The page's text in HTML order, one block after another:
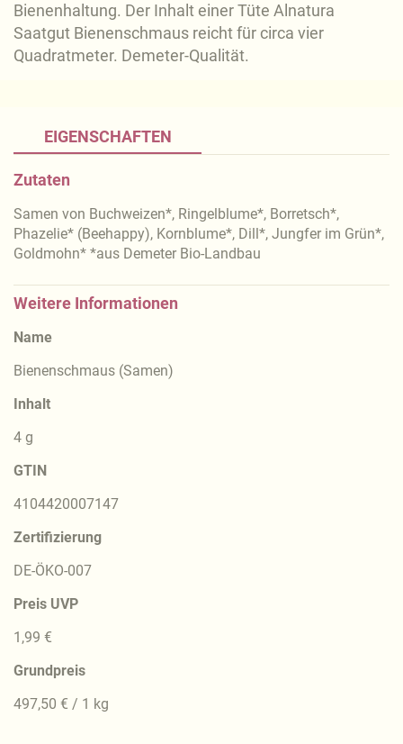
Bienenhaltung. Der Inhalt einer Tüte Alnatura
Saatgut Bienenschmaus reicht für circa vier
Quadratmeter. Demeter-Qualität.
EIGENSCHAFTEN
Zutaten
Samen von Buchweizen*, Ringelblume*, Borretsch*,
Phazelie* (Beehappy), Kornblume*, Dill*, Jungfer im Grün*,
Goldmohn* *aus Demeter Bio-Landbau
Weitere Informationen
Name
Bienenschmaus (Samen)
Inhalt
4 g
GTIN
4104420007147
Zertifizierung
DE-ÖKO-007
Preis UVP
1,99 €
Grundpreis
497,50 € / 1 kg